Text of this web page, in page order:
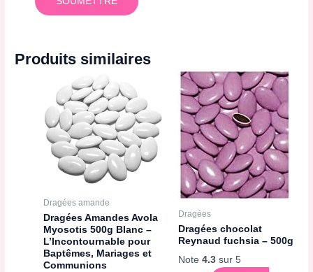
Produits similaires
Dragées amande
Dragées Amandes Avola
Myosotis 500g Blanc –
L’Incontournable pour
Baptêmes, Mariages et
Communions
Dragées
Dragées chocolat
Reynaud fuchsia – 500g
Note 4.3sur 5